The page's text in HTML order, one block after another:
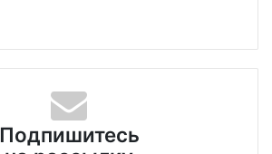
Подпишитесь